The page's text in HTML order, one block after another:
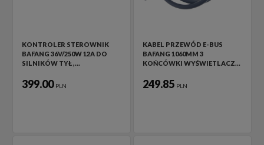
KONTROLER STEROWNIK
BAFANG 36V/250W 12A DO
SILNIKÓW TYŁ ,…
399.00 PLN
KABEL PRZEWÓD E-BUS
BAFANG 1060MM 3
KOŃCÓWKI WYŚWIETLACZ…
249.85 PLN